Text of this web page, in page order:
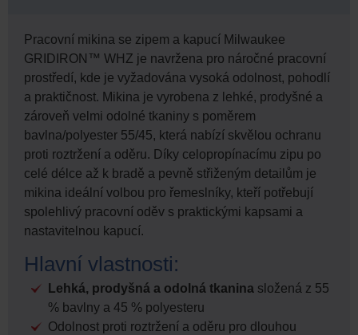
Pracovní mikina se zipem a kapucí Milwaukee
GRIDIRON™ WHZ je navržena pro náročné pracovní
prostředí, kde je vyžadována vysoká odolnost, pohodlí
a praktičnost. Mikina je vyrobena z lehké, prodyšné a
zároveň velmi odolné tkaniny s poměrem
bavlna/polyester 55/45, která nabízí skvělou ochranu
proti roztržení a oděru. Díky celopropínacímu zipu po
celé délce až k bradě a pevně střiženým detailům je
mikina ideální volbou pro řemeslníky, kteří potřebují
spolehlivý pracovní oděv s praktickými kapsami a
nastavitelnou kapucí.
Hlavní vlastnosti:
Lehká, prodyšná a odolná tkanina složená z 55
% bavlny a 45 % polyesteru
Odolnost proti roztržení a oděru pro dlouhou